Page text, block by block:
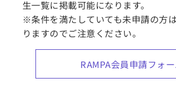
生一覧に掲載可能になります。
※条件を満たしていても未申請の方
りますのでご注意ください。
RAMPA会員申請フォ